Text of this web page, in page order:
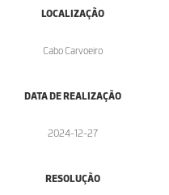
LOCALIZAÇÃO
Cabo Carvoeiro
DATA DE REALIZAÇÃO
2024-12-27
RESOLUÇÃO